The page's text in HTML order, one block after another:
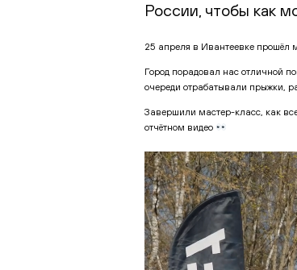
России, чтобы как
25 апреля в Ивантеевке прошёл
Город порадовал нас отличной
очереди отрабатывали прыжки,
Завершили мастер-класс, как
отчётном видео